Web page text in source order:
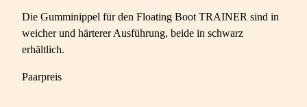
Die Gumminippel für den Floating Boot TRAINER sind in
weicher und härterer Ausführung, beide in schwarz
erhältlich.
Paarpreis